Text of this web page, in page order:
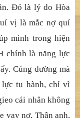
Đó là lý do Hòa
vị là mắc nợ quí
mình trong hiện
chính là năng lực
Cúng dường mà
lực tu hành, chỉ vì
cái nhân không
vay nợ. Thân anh,